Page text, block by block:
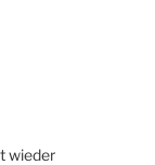
wieder